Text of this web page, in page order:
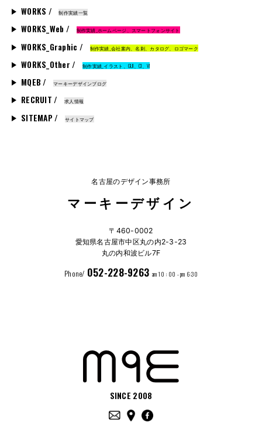
WORKS / 制作実績一覧
WORKS_Web / 制作実績_ホームページ、スマートフォンサイト
WORKS_Graphic / 制作実績_会社案内、名刺、カタログ、ロゴマーク
WORKS_Other / 制作実績_イラスト、GUI、CI、VI
MQEB / マーキーデザインブログ
RECRUIT / 求人情報
SITEMAP / サイトマップ
名古屋のデザイン事務所
マーキーデザイン
〒460-0002
愛知県名古屋市中区丸の内2-3-23
丸の内和波ビル7F
Phone/ 052-228-9263 am 10 : 00 - pm 6:30
SINCE 2008